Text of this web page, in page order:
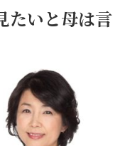
たいと母は言